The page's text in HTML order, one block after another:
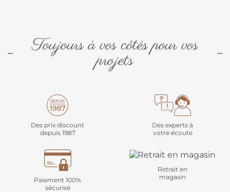
Toujours à vos côtés pour vos
projets
Des prix discount
depuis 1987
Des experts à
votre écoute
Paiement 100%
sécurisé
Retrait en
magasin